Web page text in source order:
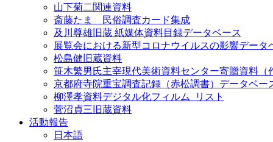
山下菊二関連資料
斎藤たま 民俗調査カード集成
及川尊雄旧蔵 紙媒体資料目録データベース
展覧会における新型コロナウイルスの影響データ
松島健旧蔵資料
笹木繁男氏主宰現代美術資料センター寄贈資料（
京都府寺院重宝調査記録（赤松調書）データベー
柳澤孝資料デジタル化フィルム_リスト
菅沼貞三旧蔵資料
活動報告
日本語